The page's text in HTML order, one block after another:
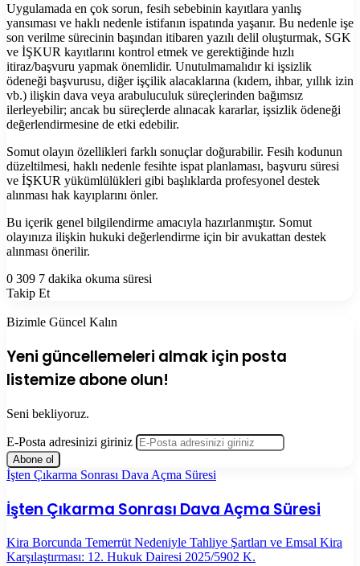
Uygulamada en çok sorun, fesih sebebinin kayıtlara yanlış
yansıması ve haklı nedenle istifanın ispatında yaşanır. Bu nedenle işe
son verilme sürecinin başından itibaren yazılı delil oluşturmak, SGK
ve İŞKUR kayıtlarını kontrol etmek ve gerektiğinde hızlı
itiraz/başvuru yapmak önemlidir. Unutulmamalıdır ki işsizlik
ödeneği başvurusu, diğer işçilik alacaklarına (kıdem, ihbar, yıllık izin
vb.) ilişkin dava veya arabuluculuk süreçlerinden bağımsız
ilerleyebilir; ancak bu süreçlerde alınacak kararlar, işsizlik ödeneği
değerlendirmesine de etki edebilir.
Somut olayın özellikleri farklı sonuçlar doğurabilir. Fesih kodunun
düzeltilmesi, haklı nedenle fesihte ispat planlaması, başvuru süresi
ve İŞKUR yükümlülükleri gibi başlıklarda profesyonel destek
alınması hak kayıplarını önler.
Bu içerik genel bilgilendirme amacıyla hazırlanmıştır. Somut
olayınıza ilişkin hukuki değerlendirme için bir avukattan destek
alınması önerilir.
0 309 7 dakika okuma süresi
Takip Et
Bizimle Güncel Kalın
Yeni güncellemeleri almak için posta
listemize abone olun!
Seni bekliyoruz.
E-Posta adresinizi giriniz
İşten Çıkarma Sonrası Dava Açma Süresi
İşten Çıkarma Sonrası Dava Açma Süresi
Kira Borcunda Temerrüt Nedeniyle Tahliye Şartları ve Emsal Kira
Karşılaştırması: 12. Hukuk Dairesi 2025/5902 K.